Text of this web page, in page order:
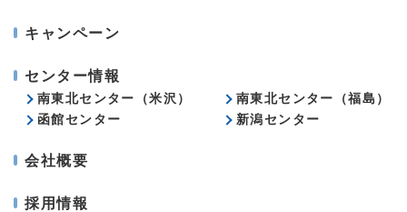
キャンペーン
センター情報
南東北センター（米沢）
南東北センター（福島）
函館センター
新潟センター
会社概要
採用情報